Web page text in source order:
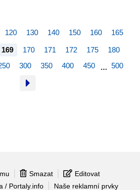
120 130 140 150 160 165
169 170 171 172 175
180
300 350 400 450 … 500
Smazat
Editovat
/ Portaly.info
Naše reklamní prvky